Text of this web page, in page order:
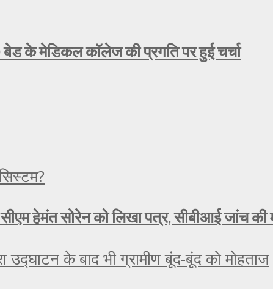
के मेडिकल कॉलेज की प्रगति पर हुई चर्चा
हेमंत सोरेन को लिखा पत्र, सीबीआई जांच की